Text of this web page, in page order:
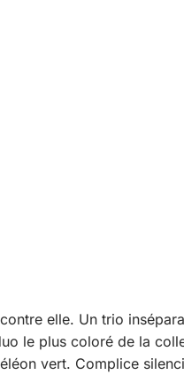
elle. Un trio
le plus coloré de la
vert. Complice